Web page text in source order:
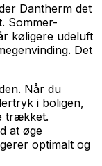
Dantherm det
Sommer-
køligere udeluft
Det
Når du
i boligen,
trækket.
at øge
optimalt og